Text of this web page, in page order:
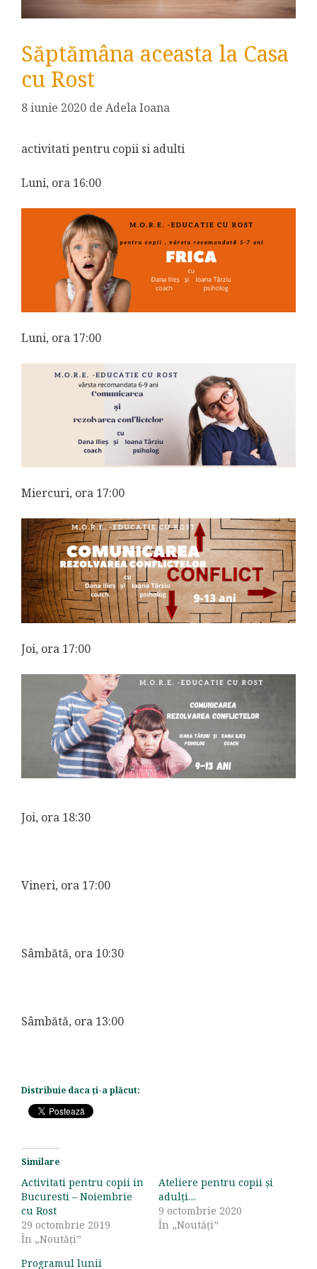
Săptămâna aceasta la Casa
cu Rost
8 iunie 2020 de Adela Ioana
activitati pentru copii si adulti
Luni, ora 16:00
Luni, ora 17:00
Miercuri, ora 17:00
Joi, ora 17:00
Joi, ora 18:30
Vineri, ora 17:00
Sâmbătă, ora 10:30
Sâmbătă, ora 13:00
Distribuie daca ți-a plăcut:
Similare
Activitati pentru copii in
Bucuresti – Noiembrie
cu Rost
29 octombrie 2019
În „Noutăți”
Ateliere pentru copii și
adulți…
9 octombrie 2020
În „Noutăți”
Programul lunii